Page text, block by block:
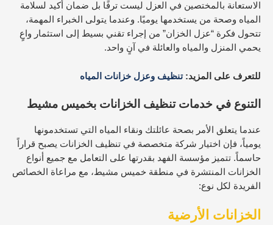
الاستعانة بالمختصين في العزل ليست ترفًا بل ضمان أكيد لسلامة
المياه وصحة من يستخدمها يوميًا. وعندما يتولى الخبراء المهمة،
تتحول فكرة “عزل الخزان” من إجراء تقني بسيط إلى استثمار واعٍ
يحمي المنزل والمياه والعائلة في آنٍ واحد.
للتعرف على المزيد:تنظيف وعزل خزانات المياه
التنوع في خدمات تنظيف الخزانات بخميس مشيط
عندما يتعلق الأمر بصحة عائلتك ونقاء المياه التي تستخدمونها
يومياً، فإن اختيار شركة متخصصة في تنظيف الخزانات يصبح قراراً
حاسماً. تتميز مؤسسة الفهد بقدرتها على التعامل مع جميع أنواع
الخزانات المنتشرة في منطقة خميس مشيط، مع مراعاة الخصائص
الفريدة لكل نوع:
الخزانات الأرضية